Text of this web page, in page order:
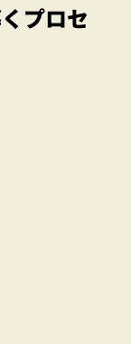
プロセ